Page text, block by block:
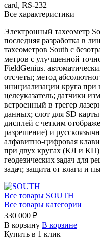
card, RS-232
Все характеристики
Электронный тахеометр
последняя разработка в
тахеометров South с
метров с улучшенной
FieldGenius.
отсчеты; метод
инициализации круга при
целеуказатель; датчики
встроенный в трегер
данных; слот для SD
дисплей с четким
разрешение) и
алфавитно-цифровая
при двух кругах (КЛ и
геодезических задач для
задач; защита от влаги и
Все товары SOUTH
Все товары категории
330 000 ₽
В корзину В корзине
Купить в 1 клик